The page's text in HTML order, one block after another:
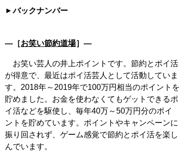
バックナンバー
―［お笑い節約道場］―
お笑い芸人の井上ポイントです。節約とポイ活
が得意で、最近はポイ活芸人として活動していま
す。2018年～2019年で100万円相当のポイントを
貯めました。お金を使わなくてもゲットできるポ
イ活などを駆使し、毎年40万～50万円分のポイ
ントを貯めています。ポイントやキャンペーンに
振り回されず、ゲーム感覚で節約とポイ活を楽し
んでいます。